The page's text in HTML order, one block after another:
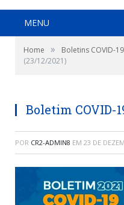
MENU
Home » Boletins COVID-19
(23/12/2021)
Boletim COVID-
POR CR2-ADMIN8 EM 23 DE